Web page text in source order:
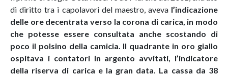
di diritto tra i capolavori del maestro, aveva l’indicazione
delle ore decentrata verso la corona di carica, in modo
che potesse essere consultata anche scostando di
poco il polsino della camicia. Il quadrante in oro giallo
ospitava i contatori in argento avvitati, l’indicatore
della riserva di carica e la gran data. La cassa da 38